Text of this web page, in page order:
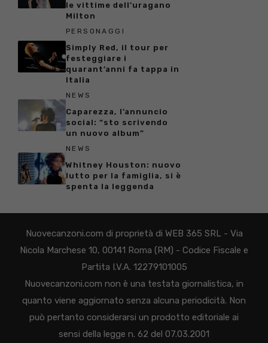
le vittime dell’uragano
Milton
PERSONAGGI
Simply Red, il tour per
festeggiare i
quarant’anni fa tappa in
Italia
NEWS
Caparezza, l’annuncio
social: “sto scrivendo
un nuovo album”
NEWS
Whitney Houston: nuovo
lutto per la famiglia, si è
spenta la leggenda
Nuovecanzoni.com di proprietà di WEB 365 SRL - Via
Nicola Marchese 10, 00141 Roma (RM) - Codice Fiscale e
Partita I.V.A. 12279101005
Nuovecanzoni.com non è una testata giornalistica, in
quanto viene aggiornato senza alcuna periodicità. Non
può pertanto considerarsi un prodotto editoriale ai
sensi della legge n. 62 del 07.03.2001